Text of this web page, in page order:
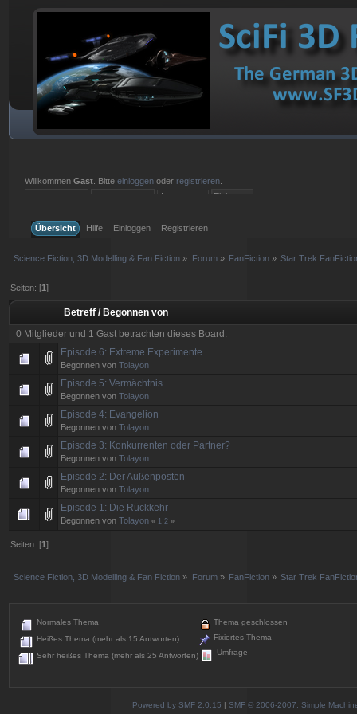
WillkommenGast . Bitteeinloggen oder registrieren
Übersicht
Hilfe Einloggen Registrieren
Science Fiction, 3D Modelling & Fan Fiction » Forum» FanFiction » Star Trek
Seiten: [1]
Betreff / Begonnen von
0 Mitglieder und 1 Gast betrachten dieses Board.
Episode 6: Extreme Experimente
Begonnen vonTolayon
Episode 5: Vermächtnis
Begonnen vonTolayon
Episode 4: Evangelion
Begonnen vonTolayon
Episode 3: Konkurrenten oder Partner?
Begonnen vonTolayon
Episode 2: Der Außenposten
Begonnen vonTolayon
Episode 1: Die Rückkehr
Begonnen vonTolayon « 1 2 »
Seiten: [1]
Science Fiction, 3D Modelling & Fan Fiction » Forum» FanFiction » Star Trek
Normales Thema
Heißes Thema (mehr als 15 Antworten)
Sehr heißes Thema (mehr als 25 Antworten)
Thema geschlossen
Fixiertes Thema
Umfrage
Powered by SMF 2.0.15 | SMF © 2006-2007, Simple